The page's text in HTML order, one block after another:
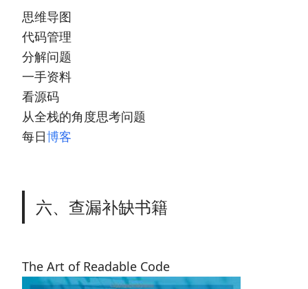
思维导图
代码管理
分解问题
一手资料
看源码
从全栈的角度思考问题
每日博客
六、查漏补缺书籍
The Art of Readable Code